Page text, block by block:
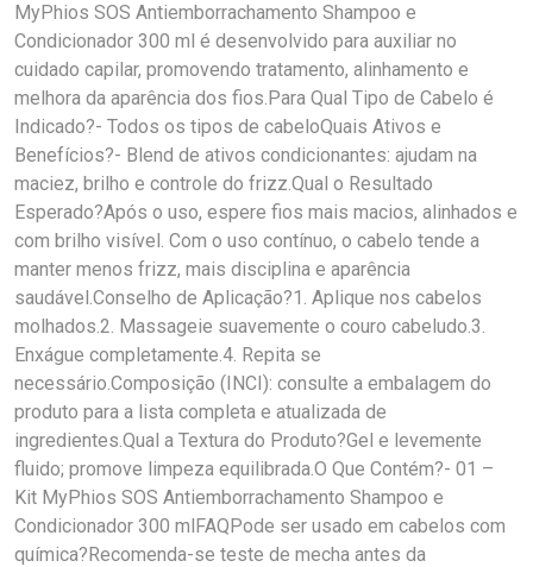
MyPhios SOS Antiemborrachamento Shampoo e
Condicionador 300 ml é desenvolvido para auxiliar no
cuidado capilar, promovendo tratamento, alinhamento e
melhora da aparência dos fios.Para Qual Tipo de Cabelo é
Indicado?- Todos os tipos de cabeloQuais Ativos e
Benefícios?- Blend de ativos condicionantes: ajudam na
maciez, brilho e controle do frizz.Qual o Resultado
Esperado?Após o uso, espere fios mais macios, alinhados e
com brilho visível. Com o uso contínuo, o cabelo tende a
manter menos frizz, mais disciplina e aparência
saudável.Conselho de Aplicação?1. Aplique nos cabelos
molhados.2. Massageie suavemente o couro cabeludo.3.
Enxágue completamente.4. Repita se
necessário.Composição (INCI): consulte a embalagem do
produto para a lista completa e atualizada de
ingredientes.Qual a Textura do Produto?Gel e levemente
fluido; promove limpeza equilibrada.O Que Contém?- 01 –
Kit MyPhios SOS Antiemborrachamento Shampoo e
Condicionador 300 mlFAQPode ser usado em cabelos com
química?Recomenda-se teste de mecha antes da